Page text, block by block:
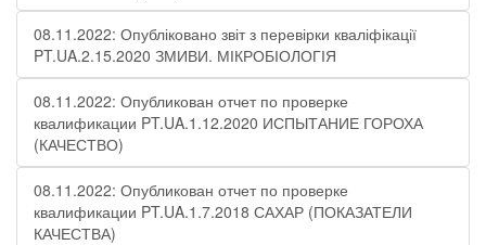
08.11.2022: Опубліковано звіт з перевірки кваліфікації
PT.UA.2.15.2020 ЗМИВИ. МІКРОБІОЛОГІЯ
08.11.2022: Опубликован отчет по проверке
квалификации PT.UA.1.12.2020 ИСПЫТАНИЕ ГОРОХА
(КАЧЕСТВО)
08.11.2022: Опубликован отчет по проверке
квалификации PT.UA.1.7.2018 САХАР (ПОКАЗАТЕЛИ
КАЧЕСТВА)